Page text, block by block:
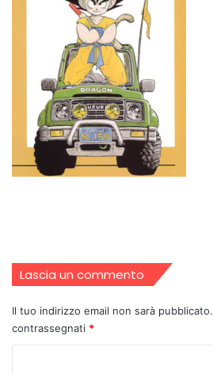
Lascia un commento
Il tuo indirizzo email non sarà pubblicato.
contrassegnati *